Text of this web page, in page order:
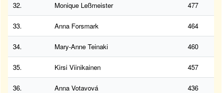
32. Monique Leßmeister 477
33. Anna Forsmark 464
34. Mary-Anne Teinaki 460
35. Kirsi Viinikainen 457
36. Anna Votavová 436